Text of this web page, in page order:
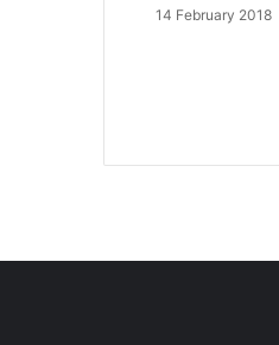
14 February 2018